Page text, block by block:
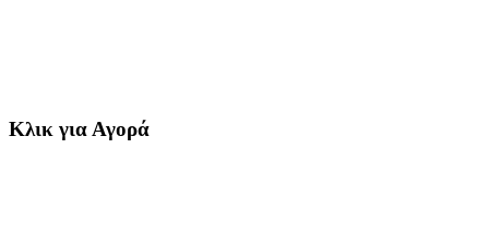
Κλικ για Αγορά